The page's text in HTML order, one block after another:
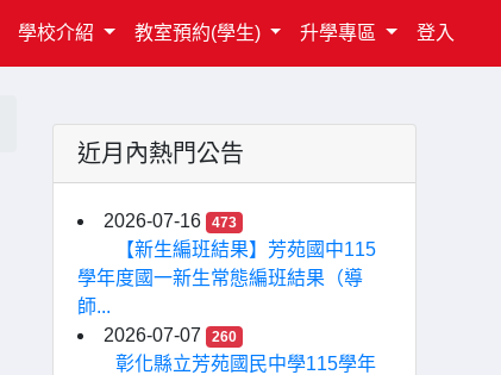
學校介紹 教室預約(學生) 升學專區 登入
近月內熱門公告
2026-07-16 473
【新生編班結果】芳苑國中115
學年度國一新生常態編班結果（導
師...
2026-07-07
260
彰化縣立芳苑國民中學115學年